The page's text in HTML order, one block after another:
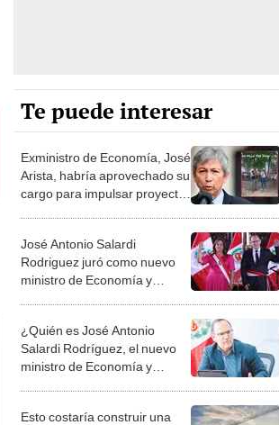
Te puede interesar
Exministro de Economía, José
Arista, habría aprovechado su
cargo para impulsar proyecto
José Antonio Salardi
Rodriguez juró como nuevo
ministro de Economía y
¿Quién es José Antonio
Salardi Rodríguez, el nuevo
ministro de Economía y
Esto costaría construir una